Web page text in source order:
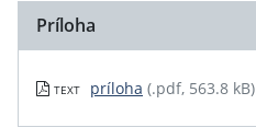
Príloha
TEXT príloha (.pdf, 563.8 kB)